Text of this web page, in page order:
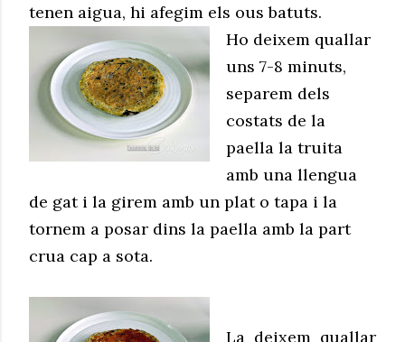
tenen aigua, hi afegim els ous batuts.
Ho deixem quallar
uns 7-8 minuts,
separem dels
costats de la
paella la truita
amb una llengua
de gat i la girem amb un plat o tapa i la
tornem a posar dins la paella amb la part
crua cap a sota.
La deixem quallar